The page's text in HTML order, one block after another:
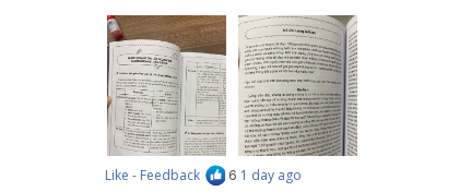
Like - Feedback 6 1 day ago